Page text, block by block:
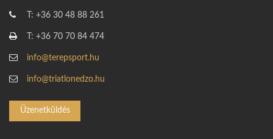
T: +36 30 48 88 261
T: +36 70 70 84 474
info@terepsport.hu
info@triatlonedzo.hu
Üzenetküldés